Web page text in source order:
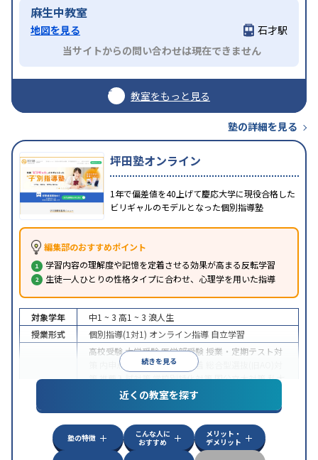
麻生中教室
地図を見る
石才駅
当サイトからの問い合わせは現在できません
教室をもっと見る
塾の詳細を見る
坪田塾オンライン
1年で偏差値を40上げて慶応大学に現役合格した
ビリギャルのモデルとなった個別指導塾
編集部のおすすめポイント
学習内容の理解度や記憶を定着させる効果が高まる反転学習
生徒一人ひとりの性格タイプに合わせ、心理学を用いた指導
続きを見る
対象学年 中1 ~ 3 高1 ~ 3 浪人生
授業形式
個別指導(1対1) オンライン指導 自立学習
高校受験大学受験医学部受験 授業・定期テスト対
内申点対策学習習慣の定着
策推薦入試対策学校別特化対策国公立大対策私大
共通テスト対策英検(英語検定)対策
その
特徴
中高一貫校生に対応授業の振替可能 不登校生に対
学習にPC・タブレットを利用オンライン対応
近くの教室を探す
塾の特徴
こんな人に
おすすめ
メリット・
デメリット